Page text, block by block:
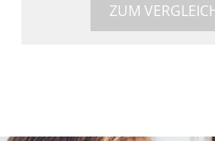
ZUM